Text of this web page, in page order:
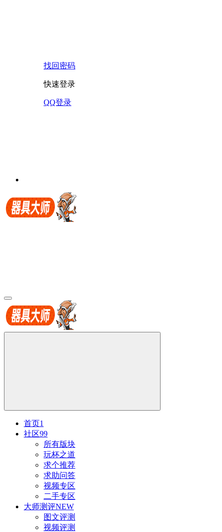
找回密码
快速登录
QQ登录
首页1
社区99
所有版块
玩杯之道
求个推荐
求助问答
视频专区
二手专区
大师测评NEW
图文评测
视频评测